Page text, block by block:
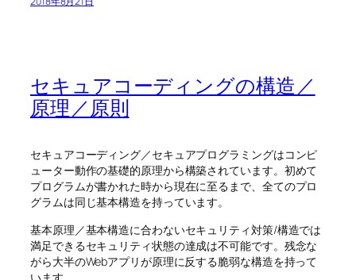
セキュアコーディングの構造／
原理／原則
セキュアコーディング／セキュアプログラミングはコンピ
ューター動作の基礎的原理から構築されています。初めて
プログラムが書かれた時から現在に至るまで、全てのプロ
グラムは同じ基本構造を持っています。
基本原理／基本構造に合わないセキュリティ対策/構造では
満足できるセキュリティ状態の達成は不可能です。残念な
がら大半のWebアプリが原理に反する脆弱な構造を持って
います。